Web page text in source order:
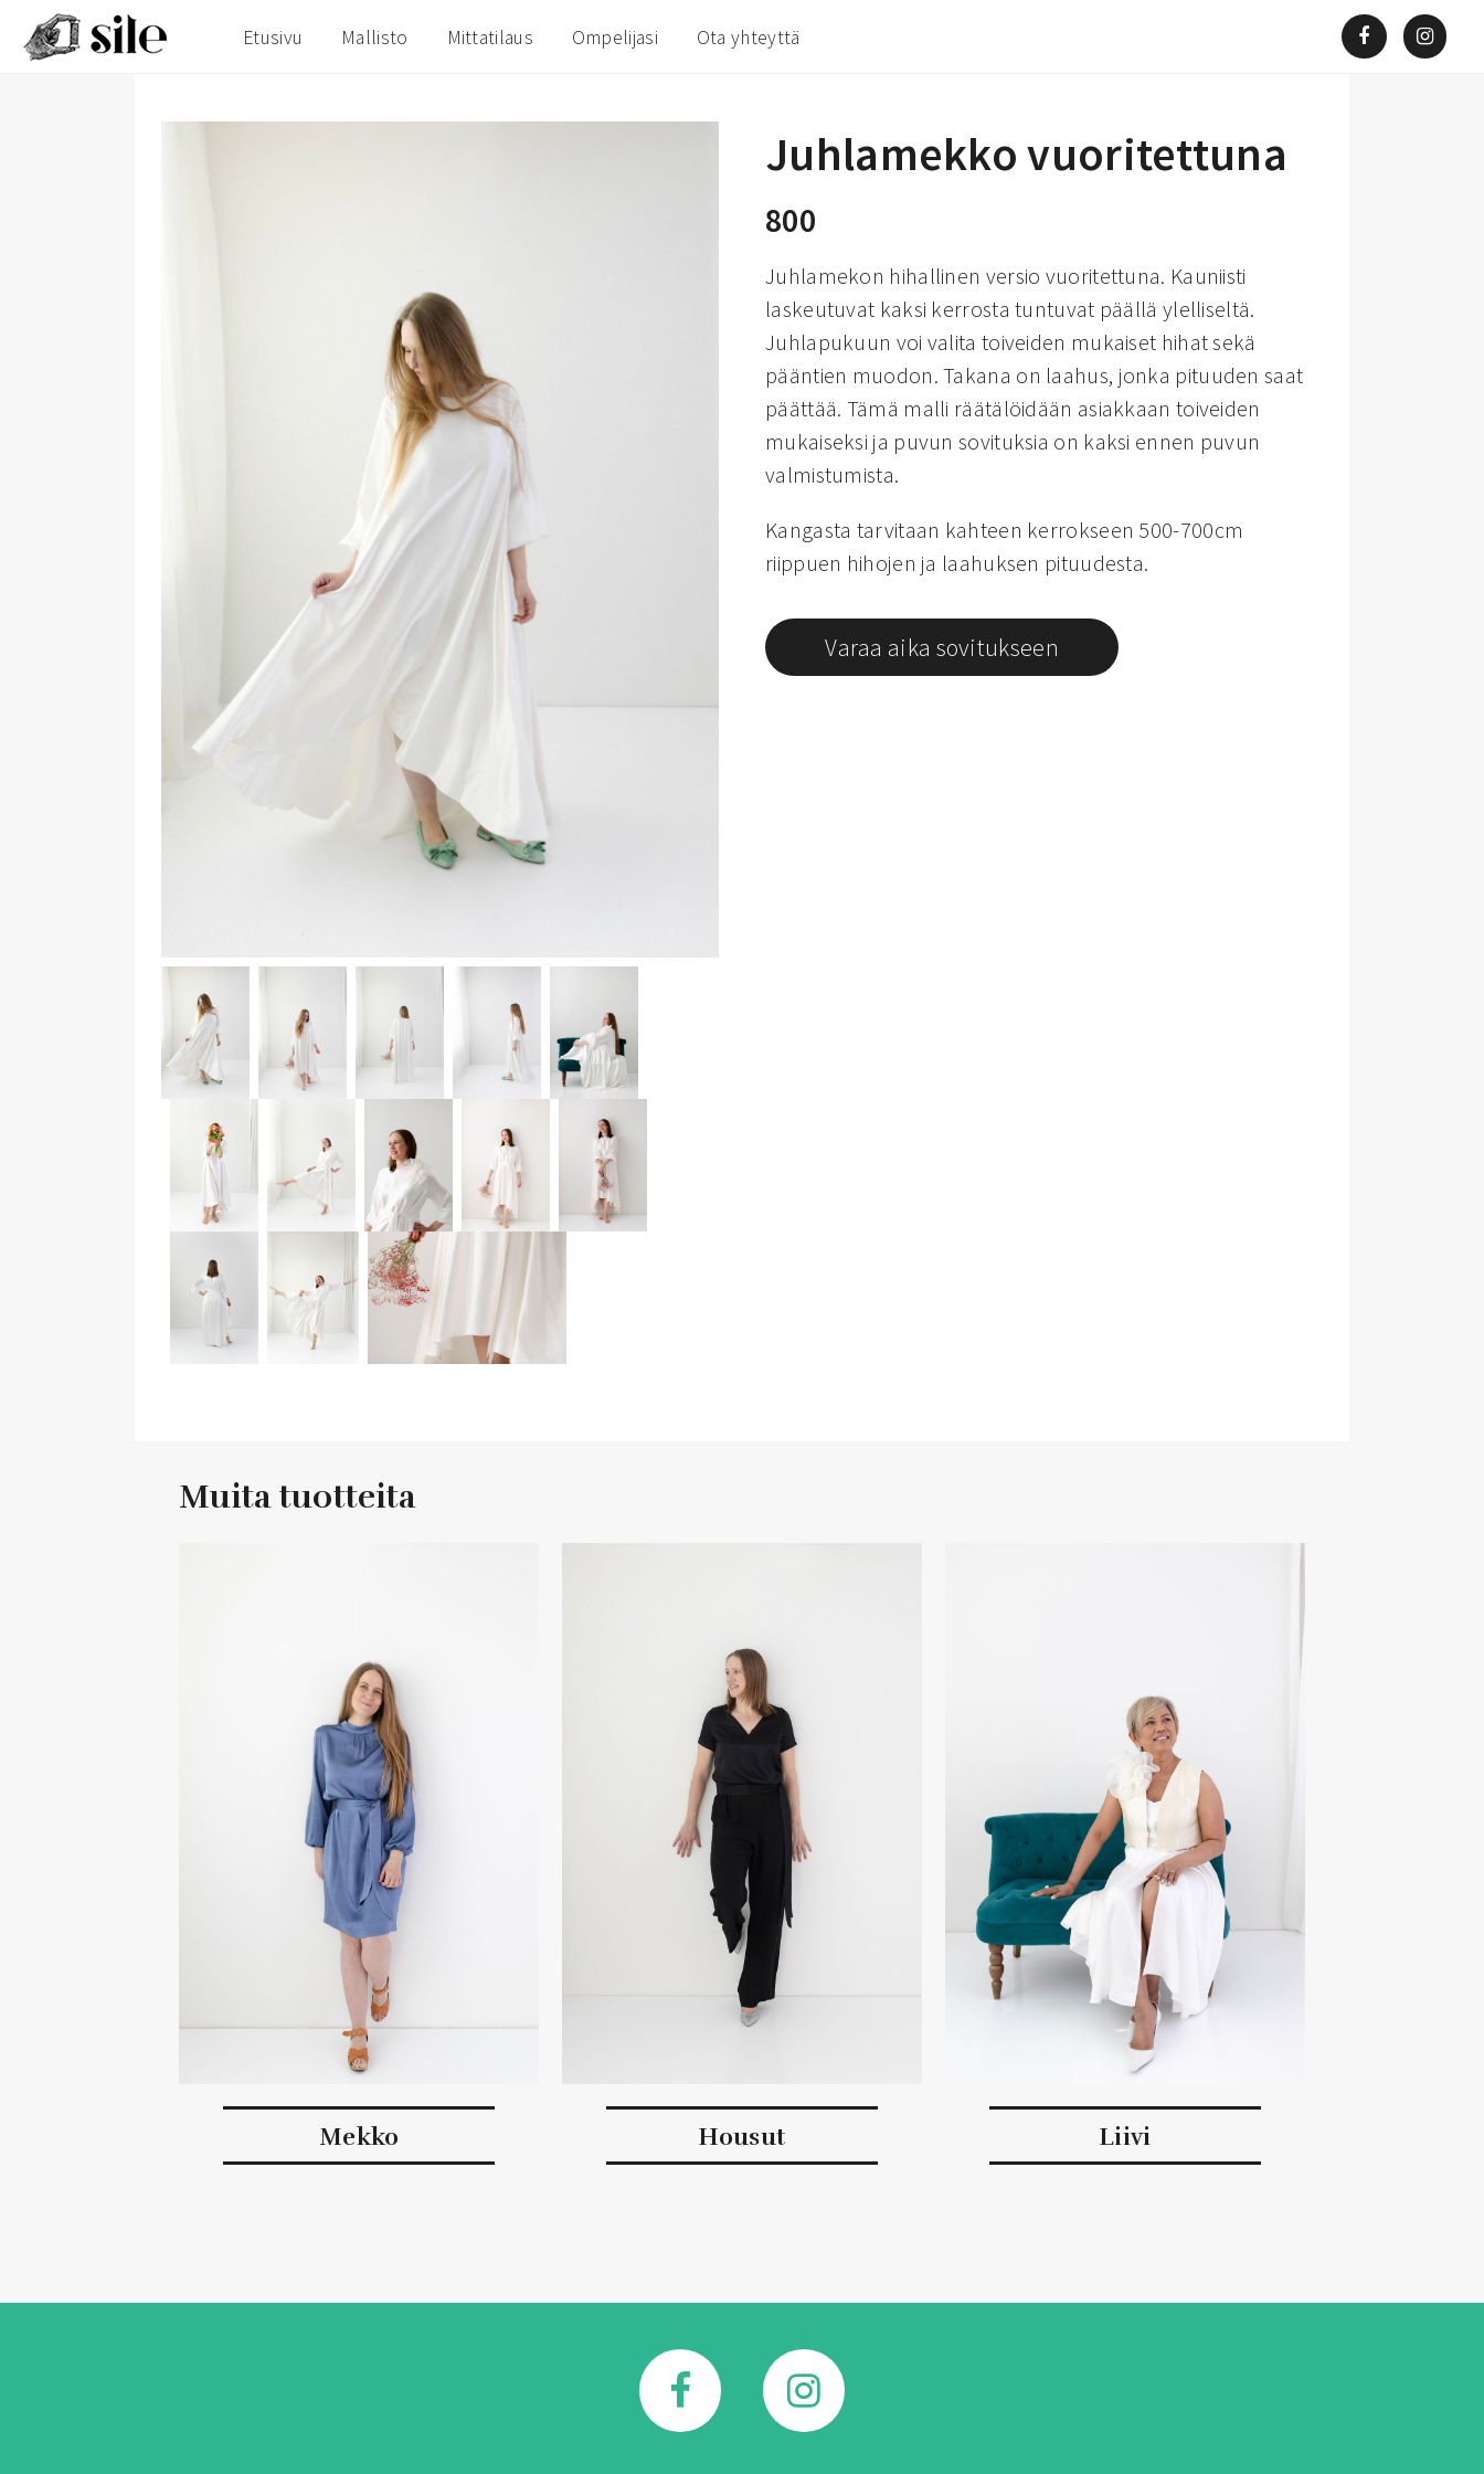
Etusivu Mallisto Mittatilaus Ompelijasi Ota yhteyttä
Juhlamekko vuoritettuna
800
Juhlamekon hihallinen versio vuoritettuna. Kauniisti
laskeutuvat kaksi kerrosta tuntuvat päällä ylelliseltä.
Juhlapukuun voi valita toiveiden mukaiset hihat sekä
pääntien muodon. Takana on laahus, jonka pituuden saat
päättää. Tämä malli räätälöidään asiakkaan toiveiden
mukaiseksi ja puvun sovituksia on kaksi ennen puvun
valmistumista.
Kangasta tarvitaan kahteen kerrokseen 500-700cm
riippuen hihojen ja laahuksen pituudesta.
Varaa aika sovitukseen
Muita tuotteita
Mekko Housut Liivi